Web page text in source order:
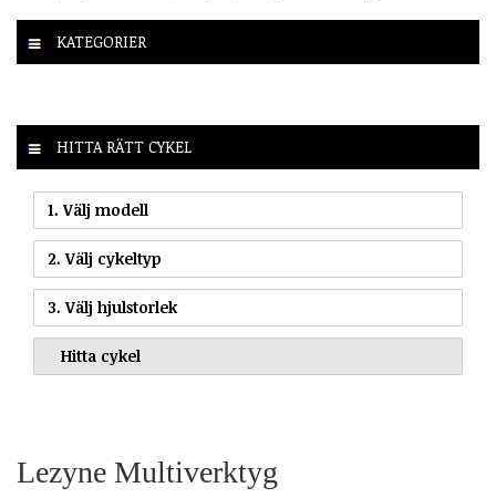
KATEGORIER
HITTA RÄTT CYKEL
1. Välj modell
2. Välj cykeltyp
3. Välj hjulstorlek
Lezyne Multiverktyg